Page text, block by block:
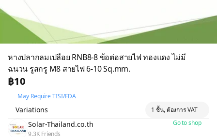
หางปลากลมเปลือย RNB8-8 ข้อต่อสายไฟ ทองแดง ไม่มี
ฉนวน รูสกรู M8 สายไฟ 6-10 Sq.mm.
฿10
May Require TISI/FDA
Variations 1 ชื้น, ต้องการ VAT
Solar-Thailand.co.th
9.3K Friends
Go to shop